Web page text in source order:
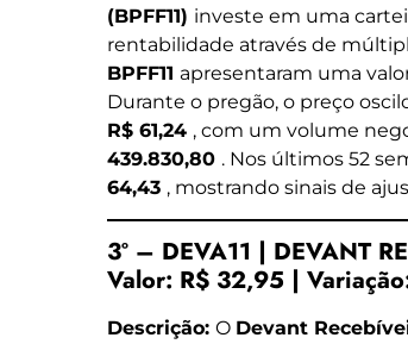
(BPFF11) investe em uma
rentabilidade através de
BPFF11 apresentaram uma
Durante o pregão, o preço
R$ 61,24 , com um volume
439.830,80 . Nos últimos 52
64,43 , mostrando sinais de
3º – DEVA11 | DEVANT
Valor: R$ 32,95 |
Descrição: O Devant